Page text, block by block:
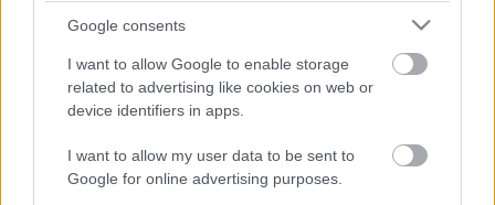
Google consents
I want to allow Google to enable storage
related to advertising like cookies on web or
device identifiers in apps.
I want to allow my user data to be sent to
Google for online advertising purposes.
Villarreal
Posible alineación: Asenjo – Mario Gaspar, Albiol, Funes
Mori (Pau Torres), Alfonso Pedraza – Capoue, Trigueros,
Parejo, Moi Gómez (Chukwueze) – Bacca (Gerard Moreno),
Paco Alcácer.
Estos jugadores son baja: Coquelin (esguince de tobillo),